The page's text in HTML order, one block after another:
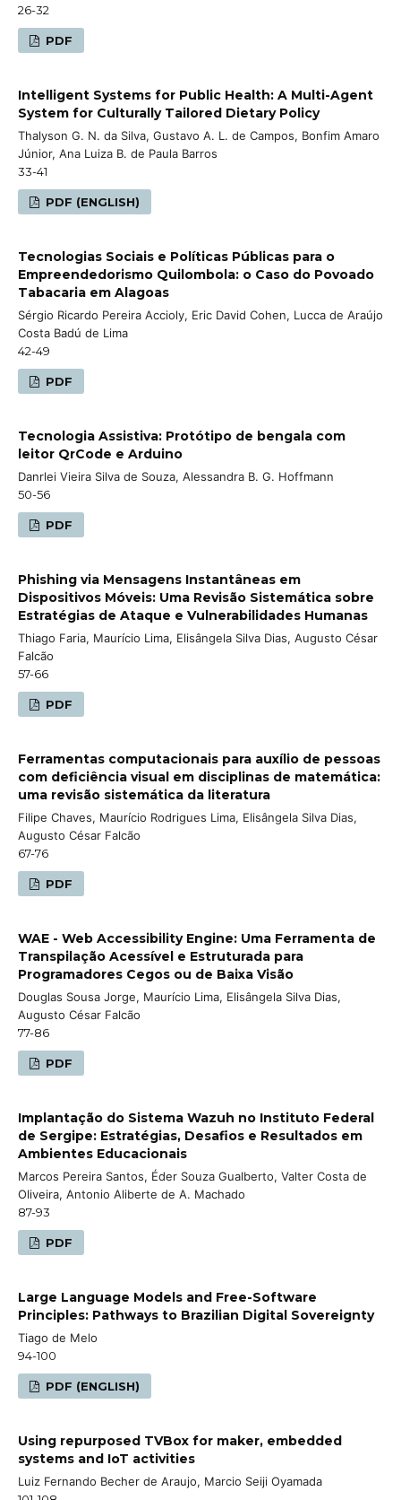
26-32
PDF
Intelligent Systems for Public Health: A Multi-Agent
System for Culturally Tailored Dietary Policy
Thalyson G. N. da Silva, Gustavo A. L. de Campos, Bonfim Amaro
Júnior, Ana Luiza B. de Paula Barros
33-41
PDF (ENGLISH)
Tecnologias Sociais e Políticas Públicas para o
Empreendedorismo Quilombola: o Caso do Povoado
Tabacaria em Alagoas
Sérgio Ricardo Pereira Accioly, Eric David Cohen, Lucca de Araújo
Costa Badú de Lima
42-49
PDF
Tecnologia Assistiva: Protótipo de bengala com
leitor QrCode e Arduino
Danrlei Vieira Silva de Souza, Alessandra B. G. Hoffmann
50-56
PDF
Phishing via Mensagens Instantâneas em
Dispositivos Móveis: Uma Revisão Sistemática sobre
Estratégias de Ataque e Vulnerabilidades Humanas
Thiago Faria, Maurício Lima, Elisângela Silva Dias, Augusto César
Falcão
57-66
PDF
Ferramentas computacionais para auxílio de pessoas
com deficiência visual em disciplinas de matemática:
uma revisão sistemática da literatura
Filipe Chaves, Maurício Rodrigues Lima, Elisângela Silva Dias,
Augusto César Falcão
67-76
PDF
WAE - Web Accessibility Engine: Uma Ferramenta de
Transpilação Acessível e Estruturada para
Programadores Cegos ou de Baixa Visão
Douglas Sousa Jorge, Maurício Lima, Elisângela Silva Dias,
Augusto César Falcão
77-86
PDF
Implantação do Sistema Wazuh no Instituto Federal
de Sergipe: Estratégias, Desafios e Resultados em
Ambientes Educacionais
Marcos Pereira Santos, Éder Souza Gualberto, Valter Costa de
Oliveira, Antonio Aliberte de A. Machado
87-93
PDF
Large Language Models and Free-Software
Principles: Pathways to Brazilian Digital Sovereignty
Tiago de Melo
94-100
PDF (ENGLISH)
Using repurposed TVBox for maker, embedded
systems and IoT activities
Luiz Fernando Becher de Araujo, Marcio Seiji Oyamada